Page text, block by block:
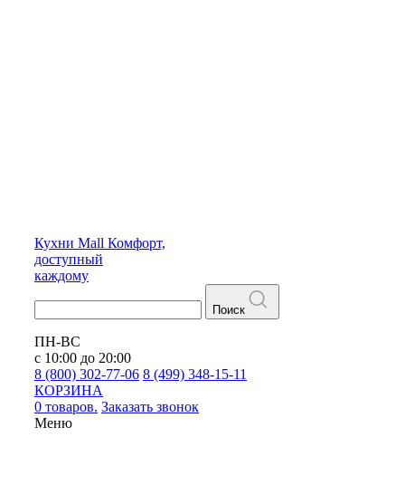
Кухни Mall Комфорт,
доступный
каждому
Поиск
ПН-ВС
с 10:00 до 20:00
8 (800) 302-77-06 8 (499) 348-15-11
КОРЗИНА
0 товаров. Заказать звонок
Меню